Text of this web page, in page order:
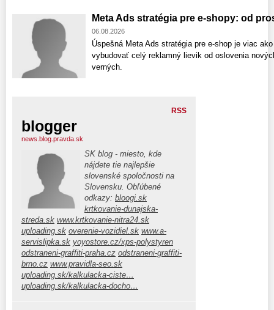
Meta Ads stratégia pre e-shopy: od
06.08.2026
Úspešná Meta Ads stratégia pre e-shop je viac
vybudovať celý reklamný lievik od oslovenia
verných.
RSS
blogger
news.blog.pravda.sk
SK blog - miesto, kde
nájdete tie najlepšie
slovenské spoločnosti na
Slovensku. Obľúbené
odkazy: bloogi.sk
krtkovanie-dunajska-
streda.sk www.krtkovanie-nitra24.sk
uploading.sk overenie-vozidiel.sk www.a-
servislipka.sk yoyostore.cz/xps-polystyren
odstraneni-graffiti-praha.cz odstraneni-graffiti-
brno.cz www.pravidla-seo.sk
uploading.sk/kalkulacka-ciste…
uploading.sk/kalkulacka-docho…